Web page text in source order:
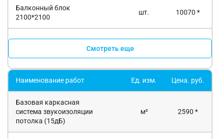
Балконный блок
2100*2100
шт. 10070 *
Смотреть еще
Наименование работ Ед. изм. Цена. руб.
Базовая каркасная
система звукоизоляции
потолка (15дБ)
м² 2590 *